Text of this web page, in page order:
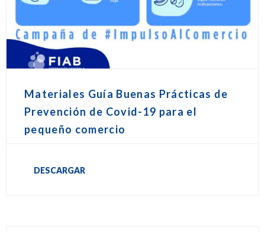
Materiales Guía Buenas Prácticas de
Prevención de Covid-19 para el
pequeño comercio
DESCARGAR